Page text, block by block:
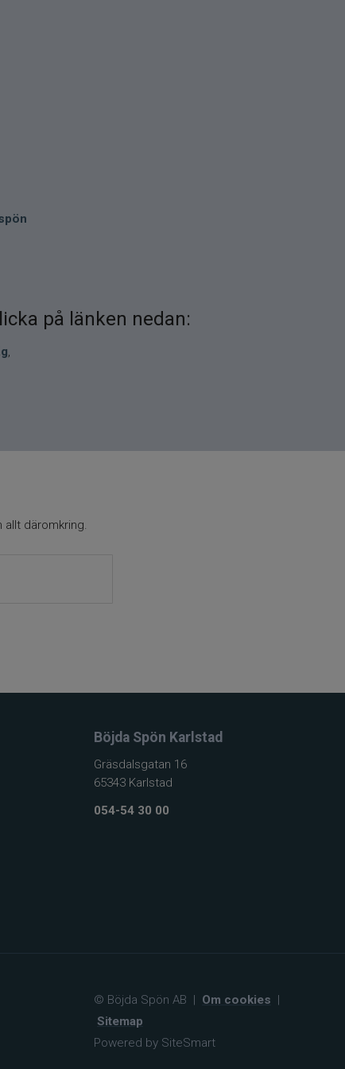
på länken nedan:
,
däromkring.
Böjda Spön Karlstad
Gräsdalsgatan 16
65343 Karlstad
054-54 30 00
© Böjda Spön AB | Om cookies |
Sitemap
Powered by SiteSmart